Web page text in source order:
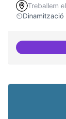
Treballem